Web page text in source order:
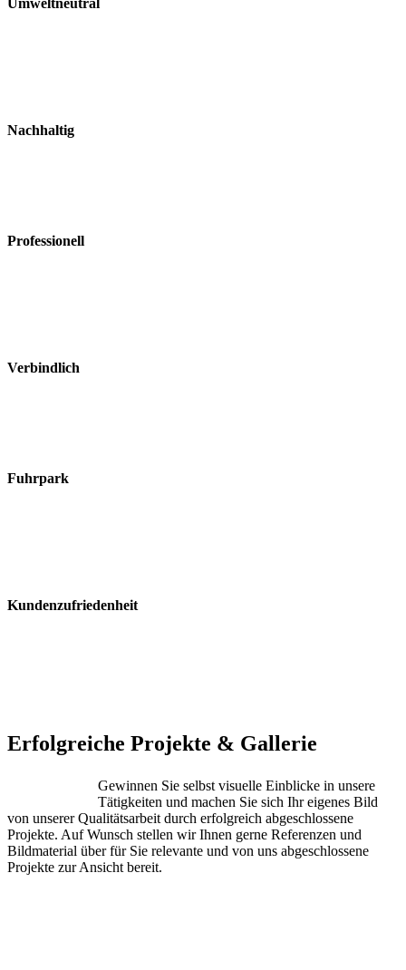
Umweltneutral
Nachhaltig
Professionell
Verbindlich
Fuhrpark
Kundenzufriedenheit
Erfolgreiche Projekte & Gallerie
Gewinnen Sie selbst visuelle Einblicke in unsere
Tätigkeiten und machen Sie sich Ihr eigenes Bild
von unserer Qualitätsarbeit durch erfolgreich abgeschlossene
Projekte. Auf Wunsch stellen wir Ihnen gerne Referenzen und
Bildmaterial über für Sie relevante und von uns abgeschlossene
Projekte zur Ansicht bereit.